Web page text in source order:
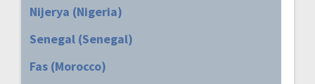
Nijerya (Nigeria)
Senegal (Senegal)
Fas (Morocco)